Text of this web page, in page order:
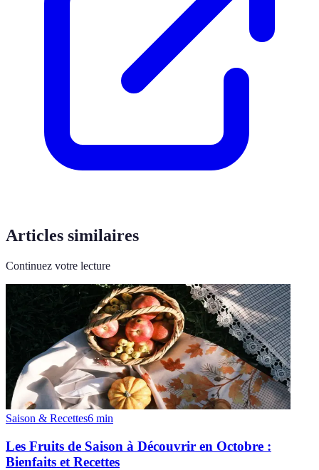
Articles similaires
Continuez votre lecture
Saison & Recettes6 min
Les Fruits de Saison à Découvrir en Octobre :
Bienfaits et Recettes